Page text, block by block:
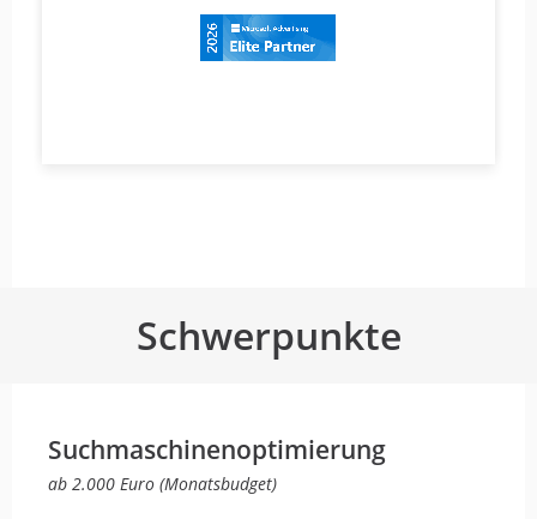
Schwerpunkte
Suchmaschinenoptimierung
ab 2.000 Euro (Monatsbudget)